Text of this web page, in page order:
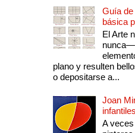
Guía
básica
El Arte
nunca—
plano y resulten
o depositarse a...
Joan
A